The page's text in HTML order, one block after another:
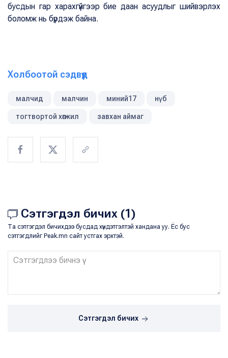
бусдын гар харахгүйгээр бие даан асуудлыг шийвэрлэх
боломж нь бүрдэж байна.
Холбоотой сэдвүүд
малчид малчин миний17 нүб
тогтвортой хөгжил завхан аймаг
Сэтгэгдэл бичих (1)
Та сэтгэгдэл бичихдээ бусдад хүндэтгэлтэй хандана уу. Ёс бус
сэтгэгдлийг Peak.mn сайт устгах эрхтэй.
Сэтгэгдэл бичих